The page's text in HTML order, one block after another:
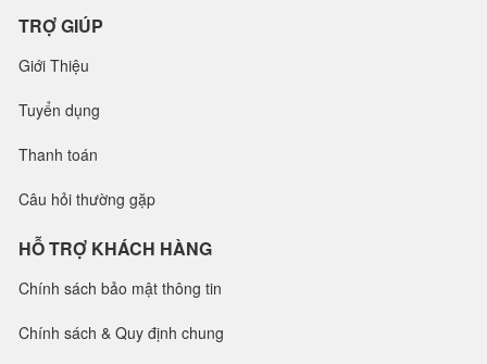
TRỢ GIÚP
Giới Thiệu
Tuyển dụng
Thanh toán
Câu hỏi thường gặp
HỖ TRỢ KHÁCH HÀNG
Chính sách bảo mật thông tin
Chính sách & Quy định chung